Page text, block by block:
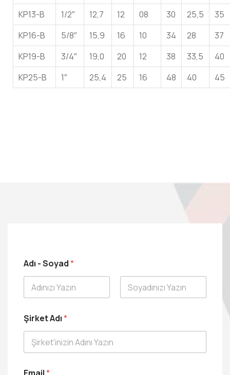
KP13-B
1/2″ 12,7 12 08 30 25,5
35
KP16-B
5/8″ 15,9 16 10 34 28
37
KP19-B
3/4″ 19,0 20 12 38 33,5
40
KP25-B
1″ 25,4 25 16 48 40 45
Adı - Soyad*
Şirket Adı*